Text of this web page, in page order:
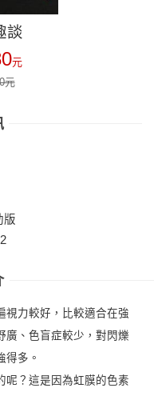
談
元
元
版
視力較好，比較適合在強
廣、色盲症較少，對閃爍
得多。
？這是因為虹膜的色素